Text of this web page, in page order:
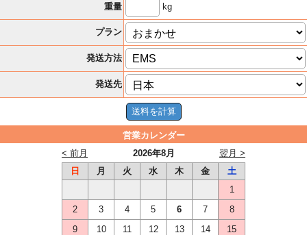
重量
kg
プラン
発送方法
発送先
営業カレンダー
2026年8月
< 前月
翌月 >
日
月 火 水 木 金
土
1
2
3 4 5 6 7
8
9
10 11 12 13 14
15